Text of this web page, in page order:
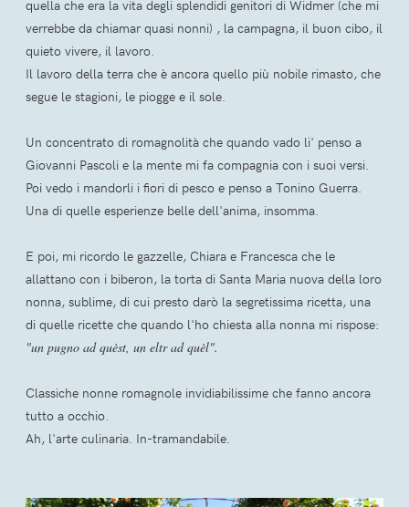
quella che era la vita degli splendidi genitori di Widmer (che mi
verrebbe da chiamar quasi nonni) , la campagna, il buon cibo, il
quieto vivere, il lavoro.
Il lavoro della terra che è ancora quello più nobile rimasto, che
segue le stagioni, le piogge e il sole.
Un concentrato di romagnolità che quando vado li' penso a
Giovanni Pascoli e la mente mi fa compagnia con i suoi versi.
Poi vedo i mandorli i fiori di pesco e penso a Tonino Guerra.
Una di quelle esperienze belle dell'anima, insomma.
E poi, mi ricordo le gazzelle, Chiara e Francesca che le
allattano con i biberon, la torta di Santa Maria nuova della loro
nonna, sublime, di cui presto darò la segretissima ricetta, una
di quelle ricette che quando l'ho chiesta alla nonna mi rispose:
"un pugno ad quèst, un eltr ad quèl".
Classiche nonne romagnole invidiabilissime che fanno ancora
tutto a occhio.
Ah, l'arte culinaria. In-tramandabile.